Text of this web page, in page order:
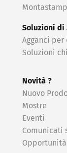
Soluzioni di
Agganci
Soluzioni
Novità ?
Nuovo
Mostre
Eventi
Comunicati